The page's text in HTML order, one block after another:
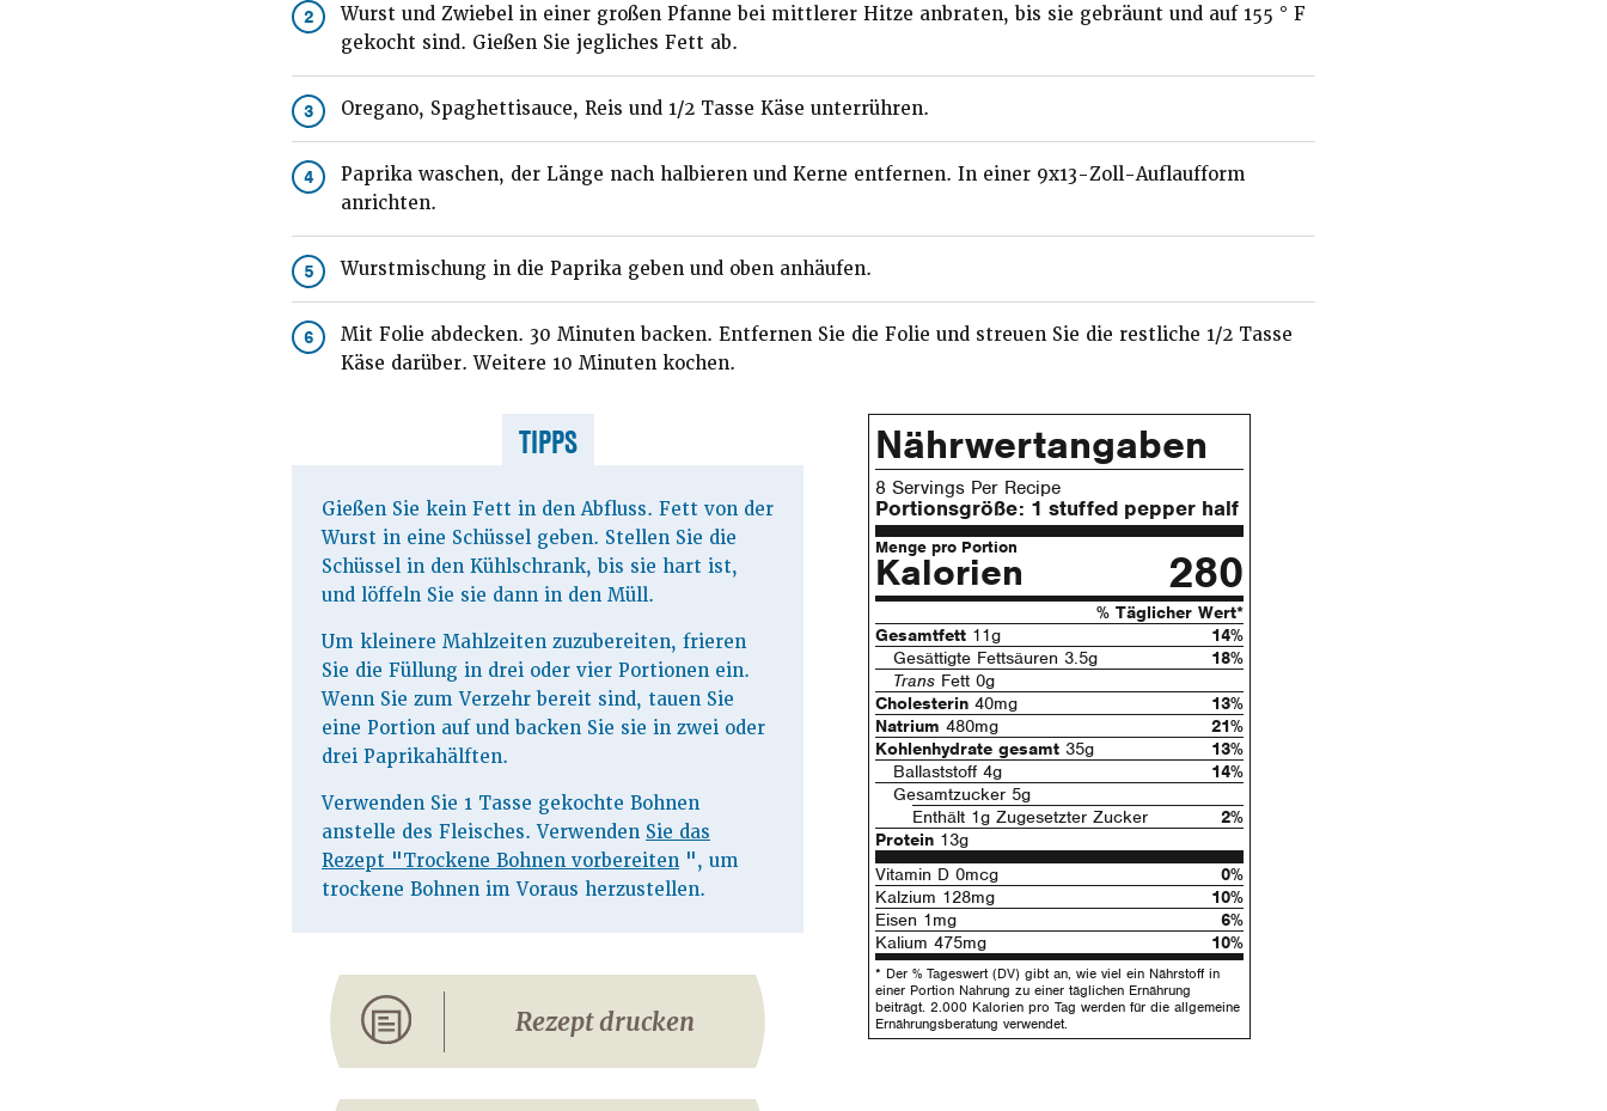
2
Wurst und Zwiebel in einer großen Pfanne bei mittlerer Hitze anbraten, bis sie gebräunt und auf 155 ° F
gekocht sind. Gießen Sie jegliches Fett ab.
3 Oregano, Spaghettisauce, Reis und 1/2 Tasse Käse unterrühren.
4
Paprika waschen, der Länge nach halbieren und Kerne entfernen. In einer 9x13-Zoll-Auflaufform
anrichten.
5 Wurstmischung in die Paprika geben und oben anhäufen.
6
Mit Folie abdecken. 30 Minuten backen. Entfernen Sie die Folie und streuen Sie die restliche 1/2 Tasse
Käse darüber. Weitere 10 Minuten kochen.
TIPPS
Gießen Sie kein Fett in den Abfluss. Fett von der
Wurst in eine Schüssel geben. Stellen Sie die
Schüssel in den Kühlschrank, bis sie hart ist,
und löffeln Sie sie dann in den Müll.
Um kleinere Mahlzeiten zuzubereiten, frieren
Sie die Füllung in drei oder vier Portionen ein.
Wenn Sie zum Verzehr bereit sind, tauen Sie
eine Portion auf und backen Sie sie in zwei oder
drei Paprikahälften.
Verwenden Sie 1 Tasse gekochte Bohnen
anstelle des Fleisches. Verwenden Sie das
Rezept "Trockene Bohnen vorbereiten ", um
trockene Bohnen im Voraus herzustellen.
Rezept drucken
Nährwertangaben
8 Servings Per Recipe
Portionsgröße: 1 stuffed pepper half
Menge pro Portion
Kalorien 280
% Täglicher Wert*
Gesamtfett 11g
14%
Gesättigte Fettsäuren 3.5g
18%
Trans Fett 0g
Cholesterin 40mg
13%
Natrium 480mg
21%
Kohlenhydrate gesamt 35g
13%
Ballaststoff 4g
14%
Gesamtzucker 5g
Enthält 1g Zugesetzter Zucker
2%
Protein 13g
Vitamin D 0mcg
0%
Kalzium 128mg
10%
Eisen 1mg
6%
Kalium 475mg
10%
* Der % Tageswert (DV) gibt an, wie viel ein Nährstoff in
einer Portion Nahrung zu einer täglichen Ernährung
beiträgt. 2.000 Kalorien pro Tag werden für die allgemeine
Ernährungsberatung verwendet.